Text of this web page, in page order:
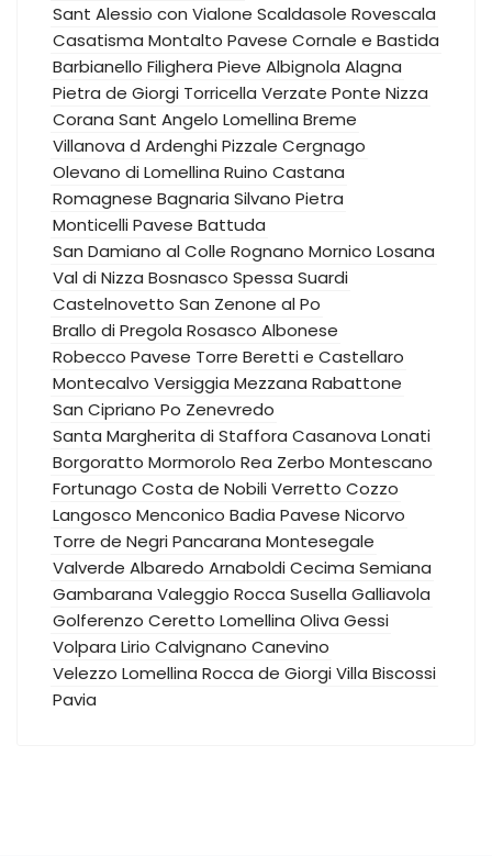
Sant Alessio con Vialone Scaldasole Rovescala
Casatisma Montalto Pavese Cornale e Bastida
Barbianello Filighera Pieve Albignola Alagna
Pietra de Giorgi Torricella Verzate Ponte Nizza
Corana Sant Angelo Lomellina Breme
Villanova d ArdenghiPizzale Cergnago
Olevano di Lomellina Ruino Castana
Romagnese Bagnaria Silvano Pietra
Monticelli Pavese Battuda
San Damiano al Colle Rognano Mornico Losana
Val di Nizza Bosnasco Spessa Suardi
Castelnovetto San Zenone al Po
Brallo di Pregola Rosasco Albonese
Robecco Pavese Torre Beretti e Castellaro
Montecalvo Versiggia Mezzana Rabattone
San Cipriano Po Zenevredo
Santa Margherita di Staffora Casanova Lonati
Borgoratto Mormorolo Rea Zerbo Montescano
Fortunago Costa de NobiliVerretto Cozzo
Langosco Menconico Badia Pavese Nicorvo
Torre de NegriPancarana Montesegale
Valverde Albaredo ArnaboldiCecima Semiana
Gambarana Valeggio Rocca Susella Galliavola
Golferenzo Ceretto Lomellina Oliva Gessi
Volpara Lirio Calvignano Canevino
Velezzo Lomellina Rocca de GiorgiVilla Biscossi
Pavia